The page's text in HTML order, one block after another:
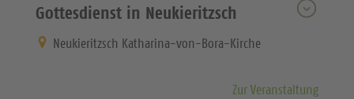
Gottesdienst in Neukieritzsch
Neukieritzsch Katharina-von-Bora-Kirche
Zur Veranstaltung